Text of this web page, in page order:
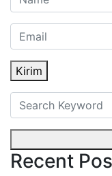
Kirim
Recent